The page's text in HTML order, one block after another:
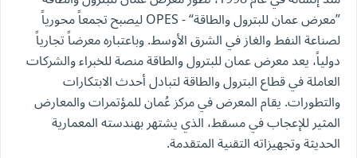
”معرض عمان للبترول والطاقة“ - OPES ليصبح تجمعاً محورياً
لصناعة النفط والغاز في الشرق الأوسط. وباعتباره معرضاً تجارياً
دولياً، يعد معرض عمان للبترول والطاقة منصة للخبراء والشركات
العاملة في قطاع البترول والطاقة لتبادل أحدث الابتكارات
والتطورات. يقام المعرض في مركز عُمان للمؤتمرات والمعارض
المثير للإعجاب في مسقط، الذي يشتهر بهندسته المعمارية
الحديثة وتجهيزاته التقنية المتقدمة.